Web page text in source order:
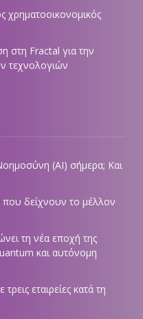
χρηματοοικονομικός
στη Fractal για την
τεχνολογιών
(AI) σήμερα; Και
που δείχνουν το μέλλον
τη νέα εποχή της
και αυτόνομη
εταιρείες κατά τη